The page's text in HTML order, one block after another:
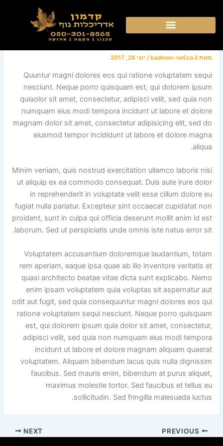
לתוכןPlanting a DIY Vertical
Garden
מאתkadmon-nof.co.il
/ יוני 28, 2017
Quuntur magni dolores eos qui ratione voluptatem sequi
nesciunt. Neque porro quisquam est, qui dolorem ipsum
quiaolor sit amet, consectetur, adipisci velit, sed quia non
numquam eius modi tempora incidunt ut labore et dolore
magnam dolor sit amet, consectetur adipisicing elit, sed do
eiusmod tempor incididunt ut labore et dolore magna
aliqua.
Minim veniam, quis nostrud exercitation ullamco laboris nisi
ut aliquip ex ea commodo consequat. Duis aute irure dolor
in reprehenderit in voluptate velit esse cillum dolore eu
fugiat nulla pariatur. Excepteur sint occaecat cupidatat non
proident, sunt in culpa qui officia deserunt mollit anim id est
laborum. Sed ut perspiciatis unde omnis iste natus error sit.
Voluptatem accusantium doloremque laudantium, totam
rem aperiam, eaque ipsa quae ab illo inventore veritatis et
quasi architecto beatae vitae dicta sunt explicabo. Nemo
enim ipsam voluptatem quia voluptas sit aspernatur aut
odit aut fugit, sed quia consequuntur magni dolores eos qui
ratione voluptatem sequi nesciunt. Neque porro quisquam
est, qui dolorem ipsum quia dolor sit amet, consectetur,
adipisci velit, sed quia non numquam eius modi tempora
incidunt ut labore et dolore magnam aliquam quaerat
voluptatem. Aliquam bibendum lacus quis nulla dignissim
faucibus. Sed mauris enim, bibendum at purus aliquet,
maximus molestie tortor. Sed faucibus et tellus eu
sollicitudin. Sed fringilla malesuada luctus.
NEXT